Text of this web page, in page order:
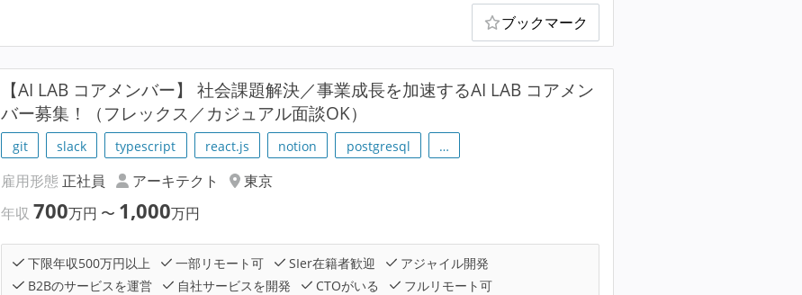
ブックマーク
【AI LAB コアメンバー】 社会課題解決／事業成長を加速するAI LAB コアメン
バー募集！（フレックス／カジュアル面談OK）
git slack typescript react.js notion postgresql …
雇用形態 正社員 アーキテクト
東京
年収700万円 〜 1,000万円
下限年収500万円以上 一部リモート可 SIer在籍者歓迎
アジャイル開発
B2Bのサービスを運営
自社サービスを開発 CTOがいる
フルリモート可